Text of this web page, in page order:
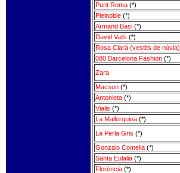
Punt Roma (*)
Pielnoble (*)
Armand Basi (*)
David Valls (*)
Rosa Clará (vestits de núvia)
080 Barcelona Fashion (*)
Zara
Macson (*)
Antonieta (*)
Vialis (*)
La Mallorquina (*)
La Perla Gris (*)
Gonzalo Comella (*)
Santa Eulalia (*)
Florència (*)